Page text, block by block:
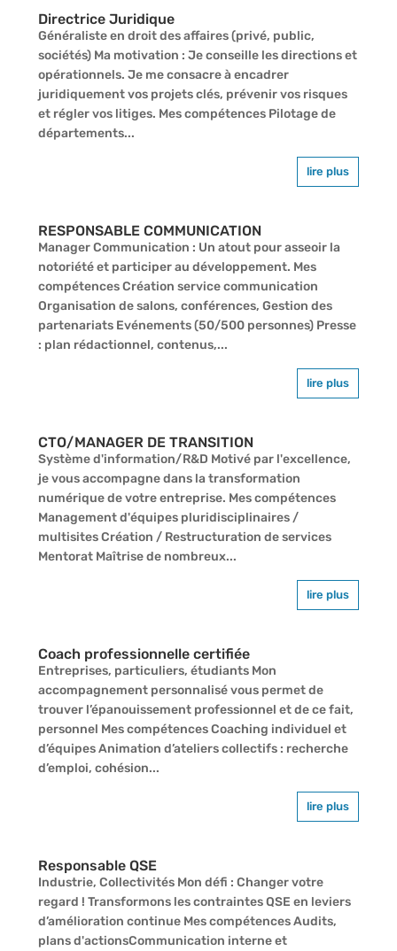
Directrice Juridique
Généraliste en droit des affaires (privé, public,
sociétés) Ma motivation : Je conseille les directions et
opérationnels. Je me consacre à encadrer
juridiquement vos projets clés, prévenir vos risques
et régler vos litiges. Mes compétences Pilotage de
départements...
lire plus
RESPONSABLE COMMUNICATION
Manager Communication : Un atout pour asseoir la
notoriété et participer au développement. Mes
compétences Création service communication
Organisation de salons, conférences, Gestion des
partenariats Evénements (50/500 personnes) Presse
: plan rédactionnel, contenus,...
lire plus
CTO/MANAGER DE TRANSITION
Système d'information/R&D Motivé par l'excellence,
je vous accompagne dans la transformation
numérique de votre entreprise. Mes compétences
Management d'équipes pluridisciplinaires /
multisites Création / Restructuration de services
Mentorat Maîtrise de nombreux...
lire plus
Coach professionnelle certifiée
Entreprises, particuliers, étudiants Mon
accompagnement personnalisé vous permet de
trouver l’épanouissement professionnel et de ce fait,
personnel Mes compétences Coaching individuel et
d’équipes Animation d’ateliers collectifs : recherche
d’emploi, cohésion...
lire plus
Responsable QSE
Industrie, Collectivités Mon défi : Changer votre
regard ! Transformons les contraintes QSE en leviers
d’amélioration continue Mes compétences Audits,
plans d'actionsCommunication interne et